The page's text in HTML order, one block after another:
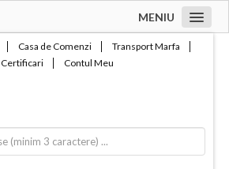
MENIU
Casa de Comenzi
Transport Marfa
Certificari
Contul Meu